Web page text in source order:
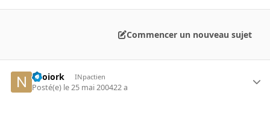
Commencer un nouveau sujet
neoiork INpactien
Posté(e) le 25 mai 200422 a